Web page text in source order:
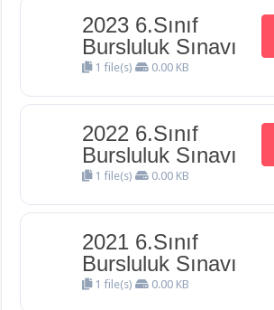
2023 6.Sınıf
Bursluluk Sınavı
1 file(s) 0.00 KB
2022 6.Sınıf
Bursluluk Sınavı
1 file(s) 0.00 KB
2021 6.Sınıf
Bursluluk Sınavı
1 file(s) 0.00 KB